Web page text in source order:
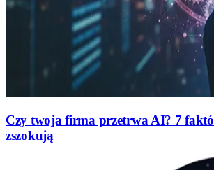
Czy twoja firma przetrwa AI? 7
zszokują